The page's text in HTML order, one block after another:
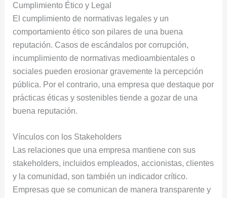
Cumplimiento Ético y Legal
El cumplimiento de normativas legales y un
comportamiento ético son pilares de una buena
reputación. Casos de escándalos por corrupción,
incumplimiento de normativas medioambientales o
sociales pueden erosionar gravemente la percepción
pública. Por el contrario, una empresa que destaque por
prácticas éticas y sostenibles tiende a gozar de una
buena reputación.
Vínculos con los Stakeholders
Las relaciones que una empresa mantiene con sus
stakeholders, incluidos empleados, accionistas, clientes
y la comunidad, son también un indicador crítico.
Empresas que se comunican de manera transparente y